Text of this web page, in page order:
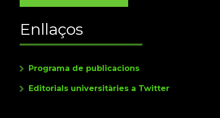
Enllaços
Programa de publicacions
Editorials universitàries a Twitter